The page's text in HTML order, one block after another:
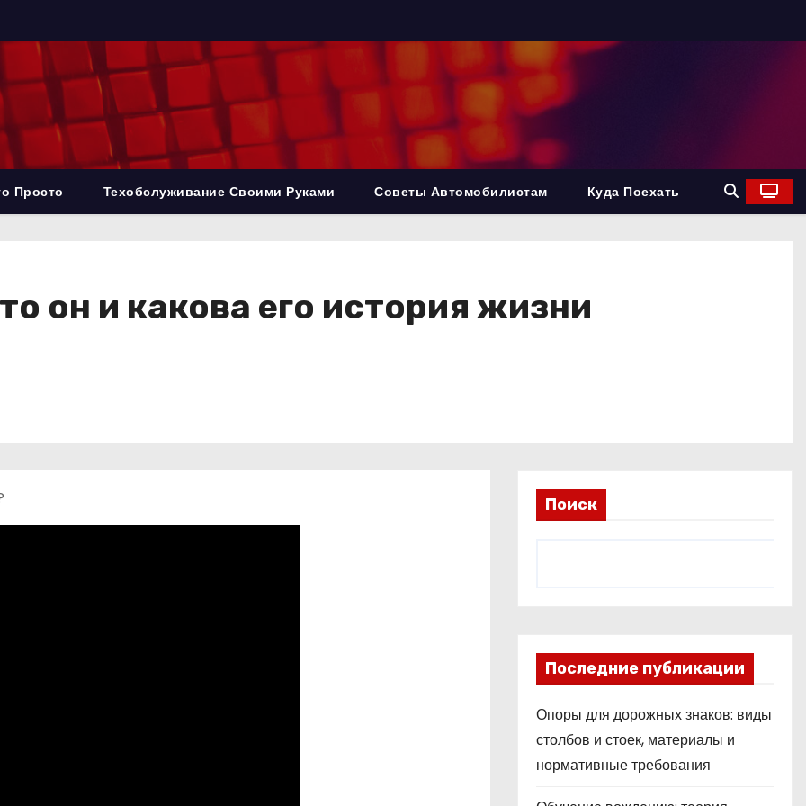
Просто Техобслуживание Своими Руками Советы Автомобилистам Куда Поехать
он и какова его история жизни
Поиск
Последние публикации
Опоры для дорожных знаков: виды
столбов и стоек, материалы и
нормативные требования